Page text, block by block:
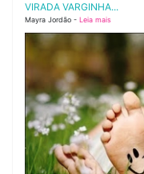
VIRADA VARGINHA...
Mayra Jordão - Leia mais